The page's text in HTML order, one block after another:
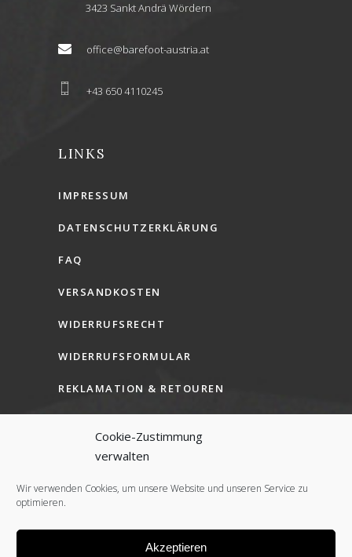
Cookie-Zustimmung
verwalten
Wir verwenden Cookies, um unsere Website und unseren Service zu
optimieren.
Akzeptieren
3423 Sankt Andrä Wördern
office@barefoot-austria.at
+43 650 4110245
LINKS
IMPRESSUM
DATENSCHUTZERKLÄRUNG
FAQ
VERSANDKOSTEN
WIDERRUFSRECHT
WIDERRUFSFORMULAR
REKLAMATION & RETOUREN
AGB (B2B)
COOKIE-RICHTLINIE (EU)